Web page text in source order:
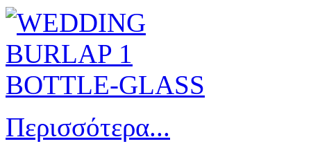
Περισσότερα...